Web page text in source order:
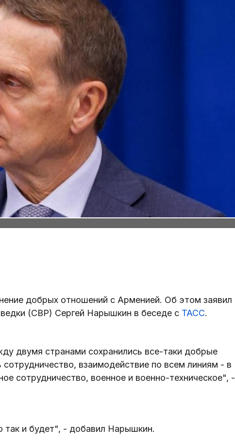
добрых отношений с Арменией. Об этом заявил
(СВР) Сергей Нарышкин в беседе с ТАСС.
двумя странами сохранились все-таки добрые
взаимодействие по всем линиям - в
сотрудничество, военное и военно-техническое", -
и будет", - добавил Нарышкин.